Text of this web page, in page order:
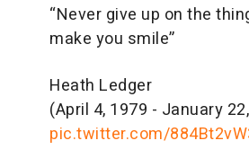
“Never give up on the
make you smile”
Heath Ledger
(April 4, 1979 - January
pic.twitter.com/